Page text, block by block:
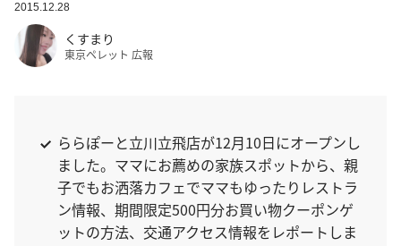
2015.12.28
くすまり
東京ペレット 広報
ららぽーと立川立飛店が12月10日にオープンし
ました。ママにお薦めの家族スポットから、親
子でもお洒落カフェでママもゆったりレストラ
ン情報、期間限定500円分お買い物クーポンゲ
ットの方法、交通アクセス情報をレポートしま